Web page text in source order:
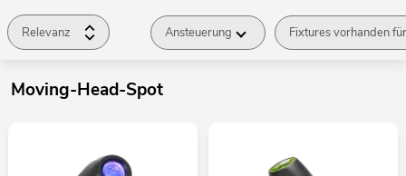
Relevanz Ansteuerung Fixtures vorhanden für
Moving-Head-Spot